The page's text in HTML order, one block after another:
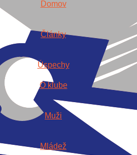
Domov
Články
Úspechy
O klube
Muži
Mládež